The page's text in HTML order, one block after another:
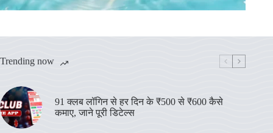
Trending now
91 क्लब लॉगिन से हर दिन के ₹500 से ₹600 कैसे
कमाए, जाने पूरी डिटेल्स